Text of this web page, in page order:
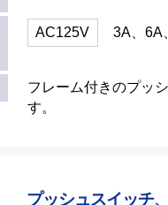
AC125V 3A、6A
フレーム付きのプッ
す。
プッシュスイッチ